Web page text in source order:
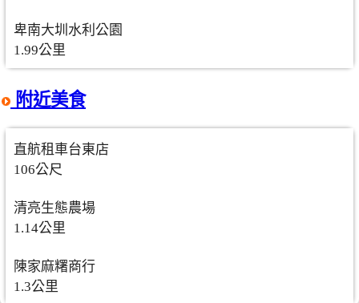
卑南大圳水利公園
1.99公里
附近美食
直航租車台東店
106公尺
清亮生態農場
1.14公里
陳家麻糬商行
1.3公里